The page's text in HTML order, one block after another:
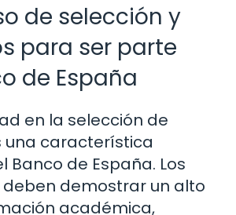
de selección y
para ser parte
de España
en la selección de
una característica
Banco de España. Los
demostrar un alto
académica,